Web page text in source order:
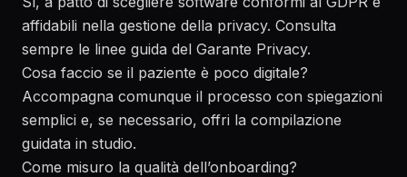
affidabili nella gestione della privacy. Consulta
sempre le linee guida del Garante Privacy.
Cosa faccio se il paziente è poco digitale?
Accompagna comunque il processo con spiegazioni
semplici e, se necessario, offri la compilazione
guidata in studio.
Come misuro la qualità dell’onboarding?